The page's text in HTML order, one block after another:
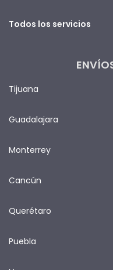
Todos los servicios
Tijuana
Guadalajara
Monterrey
Cancún
Querétaro
Puebla